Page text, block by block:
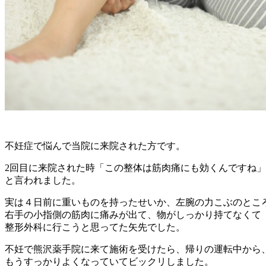
不妊症で悩んで当院に来院された方です。
2回目に来院された時「この整体は筋肉痛にも効くんですね」
と言われました。
実は４日前に重いものを持ったせいか、左腕の力こぶのとこ
右手の小指側の筋肉に痛みが出て、物がしっかり持てなくて
整形外科に行こうと思ってた矢先でした。
不妊で熊沢薬手院に来て施術を受けたら、帰りの運転中から
もうすっかりよくなっていてビックリしました。